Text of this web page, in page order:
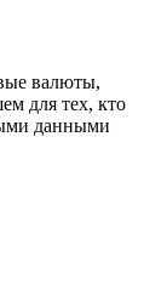
валюты,
для тех, кто
данными